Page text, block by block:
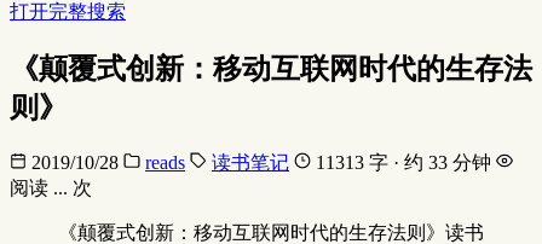
打开完整搜索
《颠覆式创新：移动互联网时代的生存法
则》
2019/10/28 reads 读书笔记
11313 字 · 约 33 分钟
阅读 ... 次
《颠覆式创新：移动互联网时代的生存法则》读书